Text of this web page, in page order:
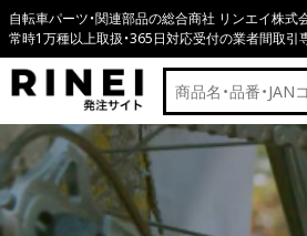
自転車パーツ・関連部品の総合商社 リンエイ株式
常時1万種以上取扱・365日対応受付の業者間取引